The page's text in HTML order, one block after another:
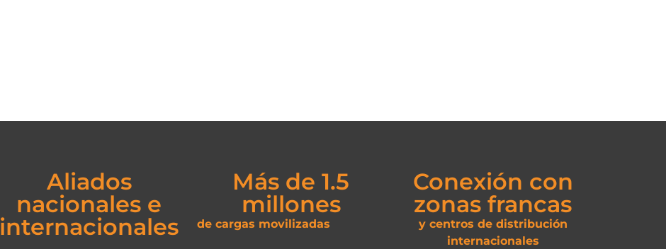
Aliados
nacionales e
internacionales
Más de 1.5
millones
de cargas movilizadas
Conexión con
zonas francas
y centros de distribución
internacionales